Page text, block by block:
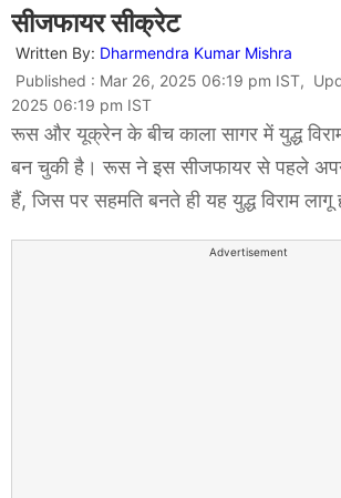
सीजफायर सीक्रेट
Written By: Dharmendra Kumar Mishra
Published : Mar 26, 2025 06:19 pm IST,
2025 06:19 pm IST
रूस और यूक्रेन के बीच काला सागर में युद्ध
बन चुकी है। रूस ने इस सीजफायर से पहले
हैं, जिस पर सहमति बनते ही यह युद्ध विराम लागू
Advertisement